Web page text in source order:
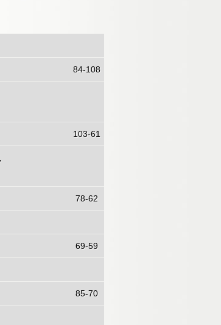
84-108
103-61
78-62
69-59
85-70